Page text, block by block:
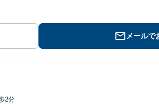
メールで
2分